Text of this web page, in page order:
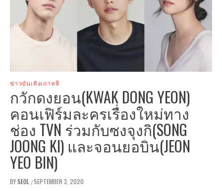
ข่าวบันเทิงเกาหลี
กวักดงยอน(KWAK DONG YEON)
คอนเฟิร์มละครเรื่องใหม่ทาง
ช่อง TVN ร่วมกับซงจุงกิ(SONG
JOONG KI) และจอนยอบิน(JEON
YEO BIN)
BYSEOL /SEPTEMBER 3, 2020